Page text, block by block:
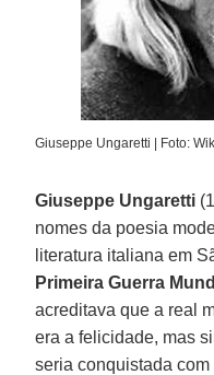
Giuseppe Ungaretti | Foto:
Giuseppe Ungaretti
nomes da poesia
literatura italiana em
Primeira Guerra
acreditava que a real
era a felicidade, mas
seria conquistada